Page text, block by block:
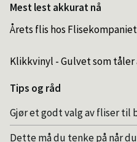
Mest lest akkurat nå
Årets flis hos Flisekompaniet
Klikkvinyl - Gulvet som
Tips og råd
Gjør et godt valg av fliser til
Dette må du tenke på når